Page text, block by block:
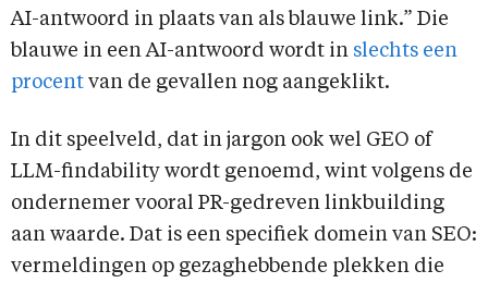
AI-antwoord in plaats van als blauwe link.” Die
blauwe in een AI-antwoord wordt in slechts een
procent van de gevallen nog aangeklikt.
In dit speelveld, dat in jargon ook wel GEO of
LLM-findability wordt genoemd, wint volgens de
ondernemer vooral PR-gedreven linkbuilding
aan waarde. Dat is een specifiek domein van SEO:
vermeldingen op gezaghebbende plekken die